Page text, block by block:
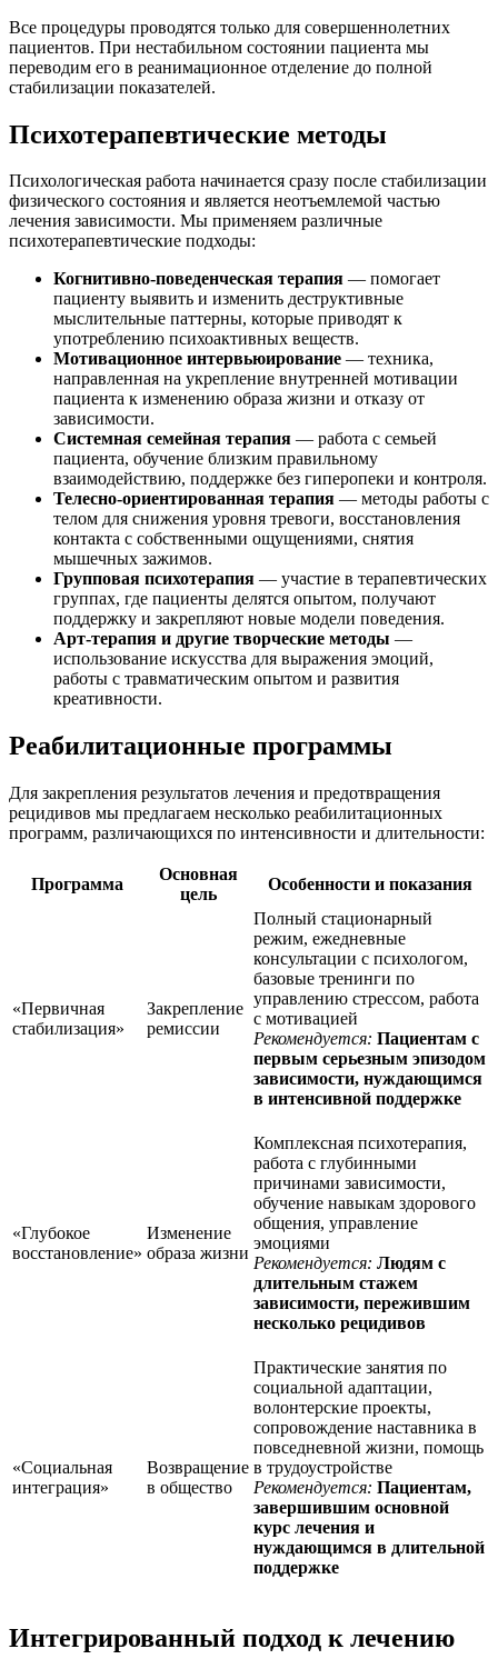
Все процедуры проводятся только для совершеннолетних
пациентов. При нестабильном состоянии пациента мы
переводим его в реанимационное отделение до полной
стабилизации показателей.
Психотерапевтические методы
Психологическая работа начинается сразу после стабилизации
физического состояния и является неотъемлемой частью
лечения зависимости. Мы применяем различные
психотерапевтические подходы:
Когнитивно-поведенческая терапия — помогает
пациенту выявить и изменить деструктивные
мыслительные паттерны, которые приводят к
употреблению психоактивных веществ.
Мотивационное интервьюирование — техника,
направленная на укрепление внутренней мотивации
пациента к изменению образа жизни и отказу от
зависимости.
Системная семейная терапия — работа с семьей
пациента, обучение близким правильному
взаимодействию, поддержке без гиперопеки и контроля.
Телесно-ориентированная терапия — методы работы с
телом для снижения уровня тревоги, восстановления
контакта с собственными ощущениями, снятия
мышечных зажимов.
Групповая психотерапия — участие в терапевтических
группах, где пациенты делятся опытом, получают
поддержку и закрепляют новые модели поведения.
Арт-терапия и другие творческие методы —
использование искусства для выражения эмоций,
работы с травматическим опытом и развития
креативности.
Реабилитационные программы
Для закрепления результатов лечения и предотвращения
рецидивов мы предлагаем несколько реабилитационных
программ, различающихся по интенсивности и длительности:
Программа
Основная
цель
Особенности и показания
«Первичная
стабилизация»
Закрепление
ремиссии
Полный стационарный
режим, ежедневные
консультации с психологом,
базовые тренинги по
управлению стрессом, работа
с мотивацией
Рекомендуется: Пациентам с
первым серьезным эпизодом
зависимости, нуждающимся
в интенсивной поддержке
«Глубокое
восстановление»
Изменение
образа жизни
Комплексная психотерапия,
работа с глубинными
причинами зависимости,
обучение навыкам здорового
общения, управление
эмоциями
Рекомендуется: Людям с
длительным стажем
зависимости, пережившим
несколько рецидивов
«Социальная
интеграция»
Возвращение
в общество
Практические занятия по
социальной адаптации,
волонтерские проекты,
сопровождение наставника в
повседневной жизни, помощь
в трудоустройстве
Рекомендуется: Пациентам,
завершившим основной
курс лечения и
нуждающимся в длительной
поддержке
Интегрированный подход к лечению